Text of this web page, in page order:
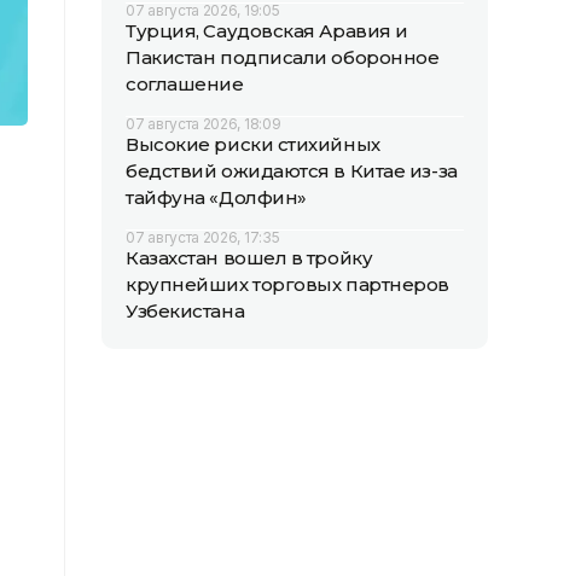
07 августа 2026, 19:05
Турция, Саудовская Аравия и
Пакистан подписали оборонное
соглашение
07 августа 2026, 18:09
Высокие риски стихийных
бедствий ожидаются в Китае из-за
тайфуна «Долфин»
07 августа 2026, 17:35
Казахстан вошел в тройку
крупнейших торговых партнеров
Узбекистана